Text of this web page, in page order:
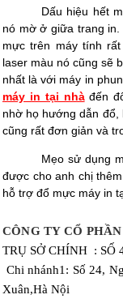
Dấu hiệu hết
nó mờ ở giữa trang
mực trên máy tính
laser màu nó cũng sẽ
nhất là với máy in
máy in tại nhàđến
nhờ họ hướng dẫn đổ,
cũng rất đơn giản và
Mẹo sử dụng
được cho anh chị
hỗ trợ đổ mực máy in
CÔNG TY CỔ
TRỤ SỞ CHÍNH : SỐ
Chi nhánh1: Số 24,
Xuân,Hà Nội